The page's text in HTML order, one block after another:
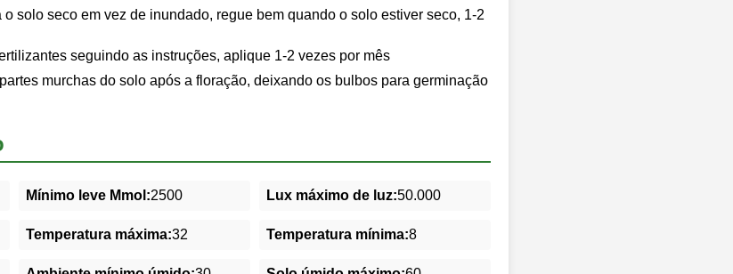
o solo seco em vez de inundado, regue bem quando o solo estiver seco, 1-2
seguindo as instruções, aplique 1-2 vezes por mês
murchas do solo após a floração, deixando os bulbos para germinação
Mínimo leve Mmol:2500 Lux máximo de luz:50.000
Temperatura máxima:32 Temperatura mínima:8